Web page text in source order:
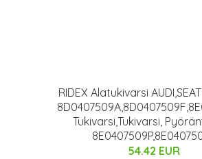
RIDEX Alatukivarsi
Tukivarsi,Tukivarsi,
54.42 EUR